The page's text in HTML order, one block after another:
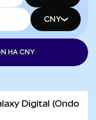
CNY
НА CNY
Digital (Ondo